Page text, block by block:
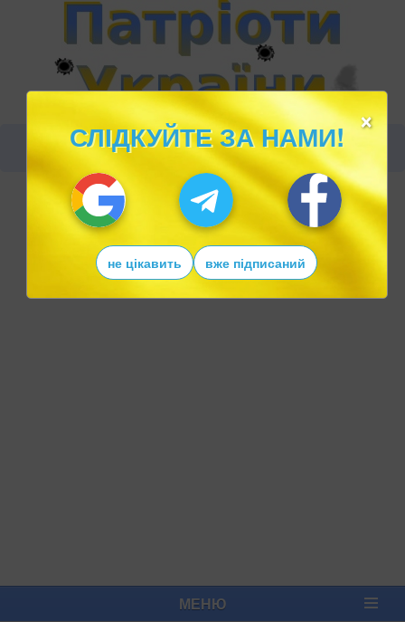
МЕНЮ
×
СЛІДКУЙТЕ ЗА НАМИ!
не цікавить вже підписаний